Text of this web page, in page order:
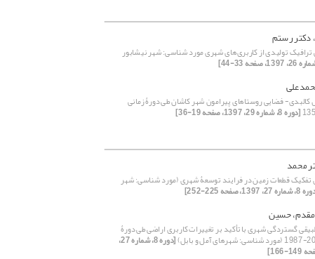
دکتر رستم
تولیدی از کاربری‌‌های شهری مورد شناسی: شهر نیشابور
کالبدی- فضایی روستاهای پیرامون شهر کاشان طی دورۀ زمانی
[دوره 8، شماره 29، 1397، صفحه 19-36]
محمد
قطعات زمین در فرایند توسعۀ شهری (مورد شناسی: شهر
27، 1397، صفحه 225-252]
حسین
گستردگی شهری با تأکید بر تغییرات کاربری اراضی طی دورۀ
[دوره 8، شماره 27،